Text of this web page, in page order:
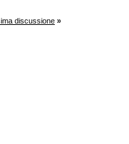
discussione »